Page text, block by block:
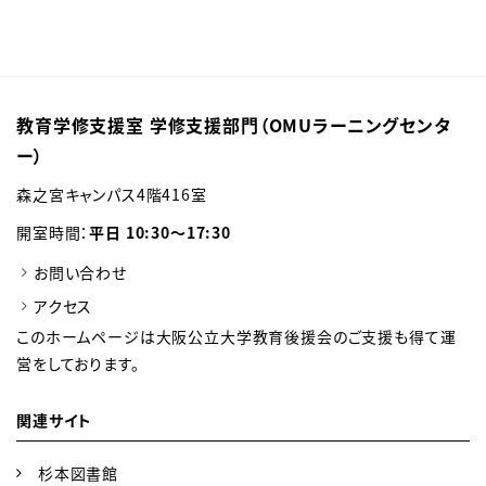
教育学修支援室 学修支援部門（OMUラーニングセンタ
ー）
森之宮キャンパス4階416室
開室時間：平日 10:30～17:30
お問い合わせ
アクセス
このホームページは大阪公立大学教育後援会のご支援も得て運
営をしております。
関連サイト
杉本図書館